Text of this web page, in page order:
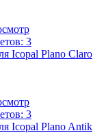
3
Icopal Plano Claro
3
Icopal Plano Antik